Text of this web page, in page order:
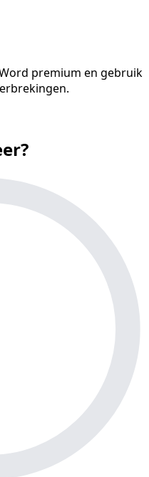
premium en gebruik